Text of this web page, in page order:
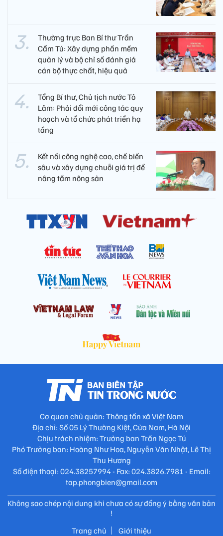
Thường trực Ban Bí thư Trần
Cẩm Tú: Xây dựng phần mềm
quản lý và bộ chỉ số đánh giá
cán bộ thực chất, hiệu quả
Tổng Bí thư, Chủ tịch nước Tô
Lâm: Phải đổi mới công tác quy
hoạch và tổ chức phát triển hạ
tầng
Kết nối công nghệ cao, chế biến
sâu và xây dựng chuỗi giá trị để
nâng tầm nông sản
Cơ quan chủ quản: Thông tấn xã Việt Nam
Địa chỉ: Số 05 Lý Thường Kiệt, Cửa Nam, Hà Nội
Chịu trách nhiệm: Trưởng ban Trần Ngọc Tú
Phó Trưởng ban: Hoàng Như Hoa, Nguyễn Văn Nhật, Lê Thị
Thu Hương
Số điện thoại: 024.38257994 - Fax: 024.3826.7981 - Email:
tap.phongbien@gmail.com
Không sao chép nội dung khi chưa có sự đồng ý bằng văn bản
!
Trang chủ
Giới thiệu